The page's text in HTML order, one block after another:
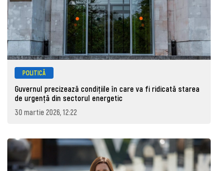
POLITICĂ
Guvernul precizează condițiile în care va fi ridicată starea
de urgență din sectorul energetic
30 martie 2026, 12:22